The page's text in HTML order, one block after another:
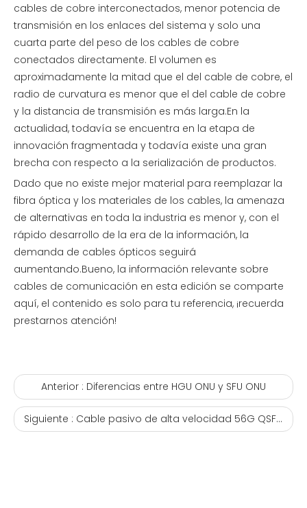
cables de cobre interconectados, menor potencia de
transmisión en los enlaces del sistema y solo una
cuarta parte del peso de los cables de cobre
conectados directamente. El volumen es
aproximadamente la mitad que el del cable de cobre, el
radio de curvatura es menor que el del cable de cobre
y la distancia de transmisión es más larga.En la
actualidad, todavía se encuentra en la etapa de
innovación fragmentada y todavía existe una gran
brecha con respecto a la serialización de productos.
Dado que no existe mejor material para reemplazar la
fibra óptica y los materiales de los cables, la amenaza
de alternativas en toda la industria es menor y, con el
rápido desarrollo de la era de la información, la
demanda de cables ópticos seguirá
aumentando.Bueno, la información relevante sobre
cables de comunicación en esta edición se comparte
aquí, el contenido es solo para tu referencia, ¡recuerda
prestarnos atención!
Anterior : Diferencias entre HGU ONU y SFU ONU
Siguiente : Cable pasivo de alta velocidad 56G QSFP+ DAC